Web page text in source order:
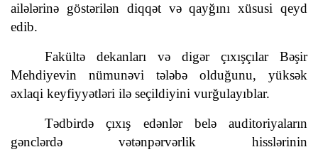
ailələrinə göstərilən diqqət və qayğını xüsusi qeyd
edib.
Fakültə dekanları və digər çıxışçılar Bəşir
Mehdiyevin nümunəvi tələbə olduğunu, yüksək
əxlaqi keyfiyyətləri ilə seçildiyini vurğulayıblar.
Tədbirdə çıxış edənlər belə auditoriyaların
gənclərdə vətənpərvərlik hisslərinin